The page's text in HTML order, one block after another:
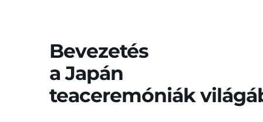
Bevezetés
a Japán
teaceremóniák